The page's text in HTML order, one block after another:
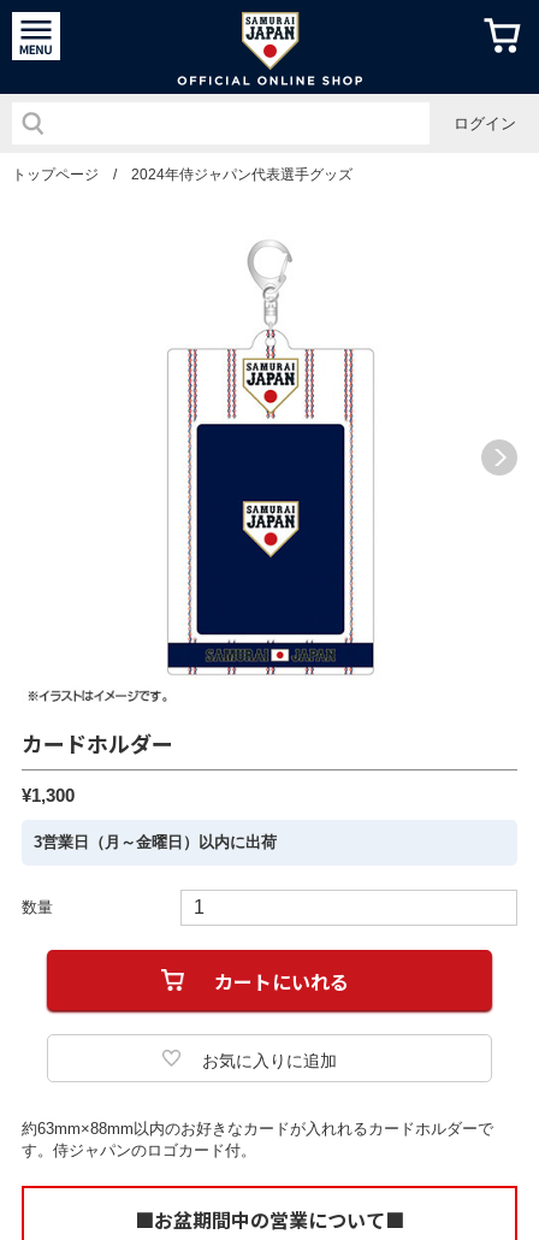
侍ジャパ
ログイン
トップページ / 2024年侍ジャパン代表選手グッズ
カードホルダー
¥1,300
3営業日（月～金曜日）以内に出荷
数量
約63mm×88mm以内のお好きなカードが入れれるカードホルダーで
す。侍ジャパンのロゴカード付。
■お盆期間中の営業について■